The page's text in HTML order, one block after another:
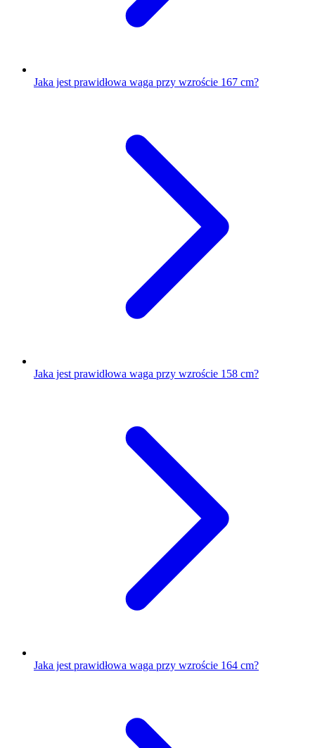
Jaka jest prawidłowa waga przy wzroście 167 cm?
Jaka jest prawidłowa waga przy wzroście 158 cm?
Jaka jest prawidłowa waga przy wzroście 164 cm?